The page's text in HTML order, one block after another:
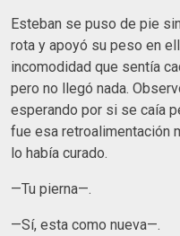
Esteban se puso de pie
rota y apoyó su peso en
incomodidad que sentía
pero no llegó nada.
esperando por si se caía
fue esa retroalimentación
lo había curado.
—Tu pierna—.
—Sí, esta como nueva—.